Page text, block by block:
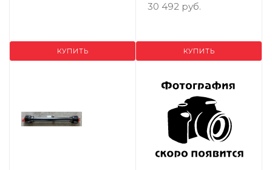
КУПИТЬ
30 492 руб.
КУПИТЬ